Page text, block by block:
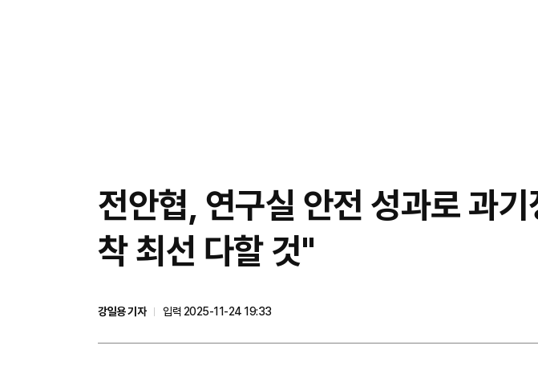
전안협, 연구실 안전 성과로 과
착 최선 다할 것"
강일용 기자
입력 2025-11-24 19:33